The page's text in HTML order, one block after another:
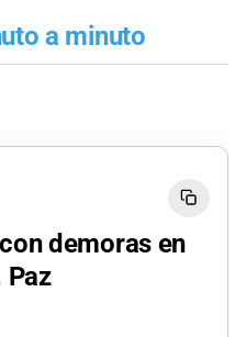
a minuto
demoras en
Paz